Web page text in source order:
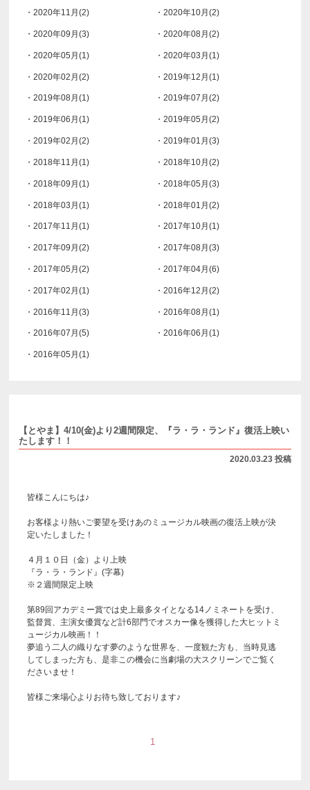
・2020年11月(2) ・2020年10月(2)
・2020年09月(3) ・2020年08月(2)
・2020年05月(1) ・2020年03月(1)
・2020年02月(2) ・2019年12月(1)
・2019年08月(1) ・2019年07月(2)
・2019年06月(1) ・2019年05月(2)
・2019年02月(2) ・2019年01月(3)
・2018年11月(1) ・2018年10月(2)
・2018年09月(1) ・2018年05月(3)
・2018年03月(1) ・2018年01月(2)
・2017年11月(1) ・2017年10月(1)
・2017年09月(2) ・2017年08月(3)
・2017年05月(2) ・2017年04月(6)
・2017年02月(1) ・2016年12月(2)
・2016年11月(3) ・2016年08月(1)
・2016年07月(5) ・2016年06月(1)
・2016年05月(1)
【とやま】4/10(金)より2週間限定、『ラ・ラ・ランド』復活上映い
たします！！
2020.03.23 投稿
皆様こんにちは♪
お客様より熱いご要望を受けあのミュージカル映画の復活上映が決
定いたしました！
４月１０日（金）より上映
『ラ・ラ・ランド』(字幕)
※２週間限定上映
第89回アカデミー賞では史上最多タイとなる14ノミネートを受け、
監督賞、主演女優賞など計6部門でオスカー像を獲得した大ヒットミ
ュージカル映画！！
夢追う二人の織りなす夢のような世界を、一度観た方も、当時見逃
してしまった方も、是非この機会に当劇場の大スクリーンでご覧く
ださいませ！
皆様ご来場心よりお待ち致しております♪
1